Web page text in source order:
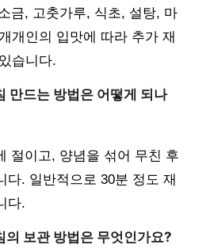
금, 고춧가루, 식초, 설탕, 마
개인의 입맛에 따라 추가 재
습니다.
만드는 방법은 어떻게 되나
절이고, 양념을 섞어 무친 후
다. 일반적으로 30분 정도 재
다.
의 보관 방법은 무엇인가요?